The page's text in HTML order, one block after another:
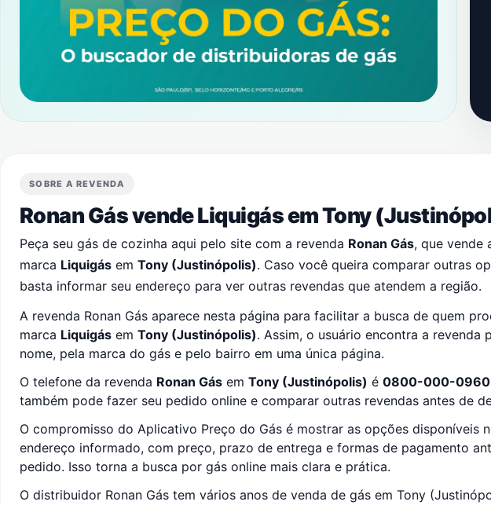
SOBRE A REVENDA
Ronan Gás vende Liquigás emTony
Peça seu gás de cozinha aqui pelo site com a revenda Ronan Gás, que vende
marca Liquigás em Tony (Justinópolis). Caso você queira comparar outras
basta informar seu endereço para ver outras revendas que atendem a região.
A revenda Ronan Gás aparece nesta página para facilitar a busca de quem
marca Liquigás em Tony (Justinópolis). Assim, o usuário encontra a revenda
nome, pela marca do gás e pelo bairro em uma única página.
O telefone da revenda Ronan Gás em Tony (Justinópolis) é 0800-000-0960
também pode fazer seu pedido online e comparar outras revendas antes de
O compromisso do Aplicativo Preço do Gás é mostrar as opções disponíveis
endereço informado, com preço, prazo de entrega e formas de pagamento
pedido. Isso torna a busca por gás online mais clara e prática.
O distribuidor Ronan Gás tem vários anos de venda de gás em Tony